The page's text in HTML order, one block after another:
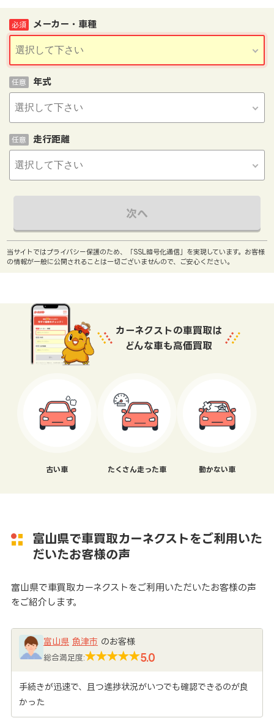
メーカー・車種
必須
年式
任意
走行距離
任意
次へ
当サイトではプライバシー保護のため、「SSL暗号化通信」を実現しています。お客様
の情報が一般に公開されることは一切ございませんので、ご安心ください。
カーネクストの車買取は
どんな車も高価買取
古い車 たくさん走った車 動かない車
富山県で車買取カーネクストをご利用いた
だいたお客様の声
富山県で車買取カーネクストをご利用いただいたお客様の声
をご紹介します。
富山県 魚津市 のお客様
総合満足度: 5.0
手続きが迅速で、且つ進捗状況がいつでも確認できるのが良
かった